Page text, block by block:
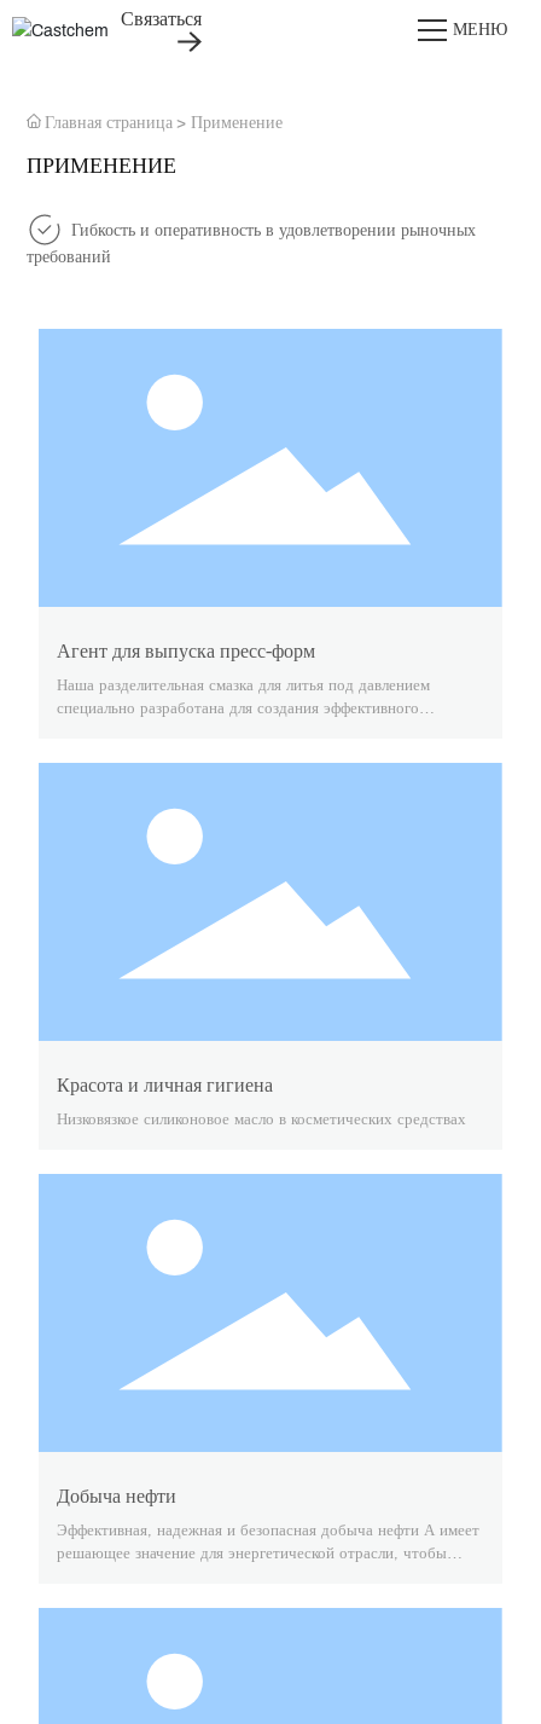
Связаться
МЕНЮ
Главная страница Применение
ПРИМЕНЕНИЕ
Гибкость и оперативность в удовлетворении рыночных
требований
Агент для выпуска пресс-форм
Наша разделительная смазка для литья под давлением
специально разработана для создания эффективного
Красота и личная гигиена
Низковязкое силиконовое масло в косметических средствах
Добыча нефти
Эффективная, надежная и безопасная добыча нефти А имеет
решающее значение для энергетической отрасли, чтобы